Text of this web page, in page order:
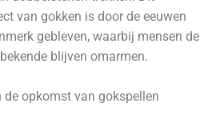
van gokken is door de eeuwen
gebleven, waarbij mensen de
blijven omarmen.
de opkomst van gokspellen